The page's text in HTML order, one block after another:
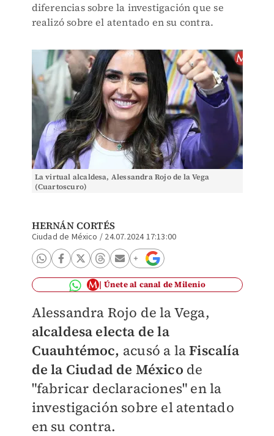
diferencias sobre la investigación que se
realizó sobre el atentado en su contra.
La virtual alcaldesa, Alessandra Rojo de la Vega
(Cuartoscuro)
HERNÁN CORTÉS
Ciudad de México / 24.07.2024 17:13:00
Únete al canal de Milenio
Alessandra Rojo de la Vega,
alcaldesa electa de la
Cuauhtémoc, acusó a laFiscalía
de la Ciudad de México de
"fabricar declaraciones" en la
investigación sobre el atentado
en su contra.